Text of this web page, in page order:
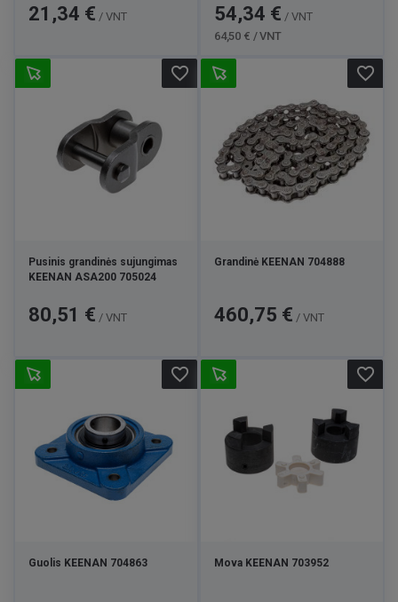
Kaina
21,34 € / VNT
Kaina
54,34 € / VNT
64,50 € / VNT
Pusinis grandinės sujungimas
KEENAN ASA200 705024
Kaina
80,51 € / VNT
favorite_border
Grandinė KEENAN 704888
Kaina
460,75 € / VNT
favorite_border
Guolis KEENAN 704863
favorite_border
Mova KEENAN 703952
favorite_border